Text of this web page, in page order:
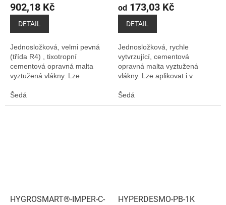
902,18 Kč
DETAIL
Jednosložková, velmi pevná
(třída R4) , tixotropní
cementová opravná malta
vyztužená vlákny. Lze
bez popraskání.
Šedá
od 173,03 Kč
DETAIL
Jednosložková, rychle
vytvrzující, cementová
opravná malta vyztužená
vlákny. Lze aplikovat i v
praskání. Opravná malta třídy
R3.
Šedá
HYGROSMART®-IMPER-C-
HYPERDESMO-PB-1K